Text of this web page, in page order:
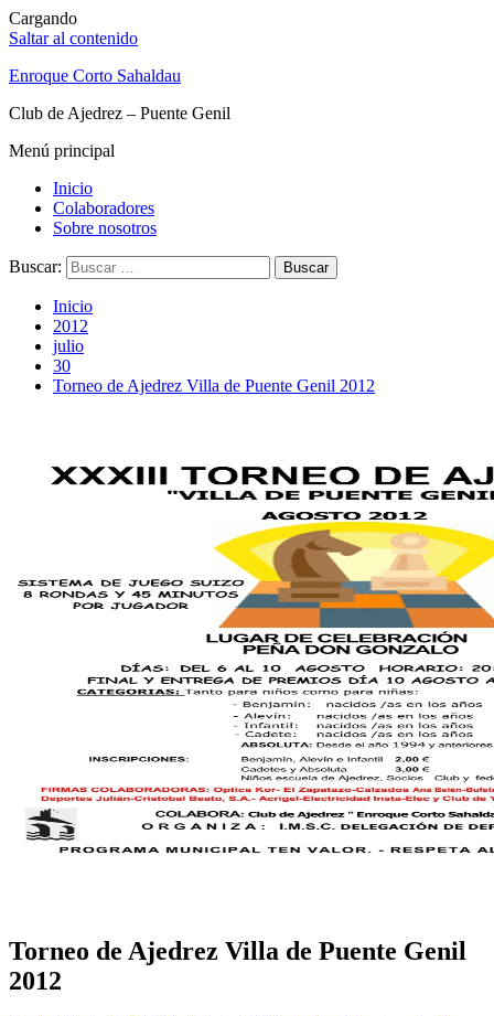
Cargando
Saltar al contenido
Enroque Corto Sahaldau
Club de Ajedrez – Puente Genil
Menú principal
Inicio
Colaboradores
Sobre nosotros
Buscar:
Inicio
2012
julio
30
Torneo de Ajedrez Villa de Puente Genil 2012
Torneo de Ajedrez Villa de Puente Genil
2012